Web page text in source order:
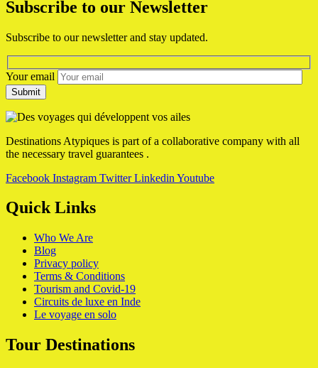
Subscribe to our Newsletter
Subscribe to our newsletter and stay updated.
Your email
Destinations Atypiques is part of a collaborative company with all
the necessary travel guarantees .
Facebook Instagram Twitter Linkedin Youtube
Quick Links
Who We Are
Blog
Privacy policy
Terms & Conditions
Tourism and Covid-19
Circuits de luxe en Inde
Le voyage en solo
Tour Destinations